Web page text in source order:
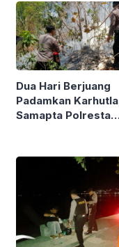
Dua Hari Berjuang
Padamkan Karhutla,
Samapta Polresta
Padam